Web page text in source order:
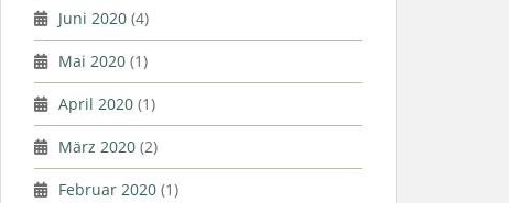
Juni 2020 (4)
Mai 2020 (1)
April 2020 (1)
März 2020 (2)
Februar 2020 (1)